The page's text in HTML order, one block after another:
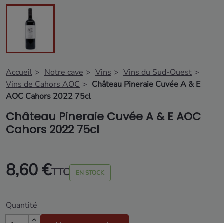
Accueil Notre cave Vins
Vins du Sud-Ouest
Vins de Cahors AOC
Château Pineraie Cuvée A & E
AOC Cahors 2022 75cl
Château Pineraie Cuvée A & E AOC
Cahors 2022 75cl
8,60 €TTC EN STOCK
Quantité